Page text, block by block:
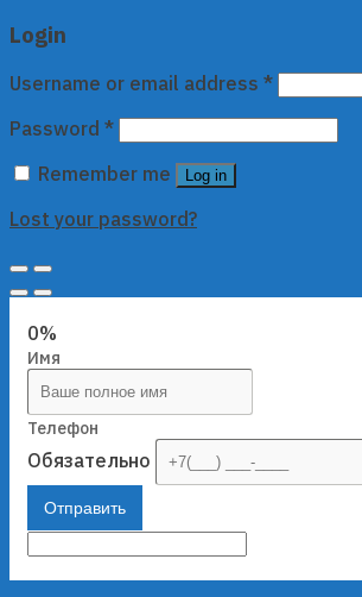
Login
Username or email address *
Password *
Remember me
Log in
Lost your password?
0%
Имя
Телефон
Обязательно
Отправить